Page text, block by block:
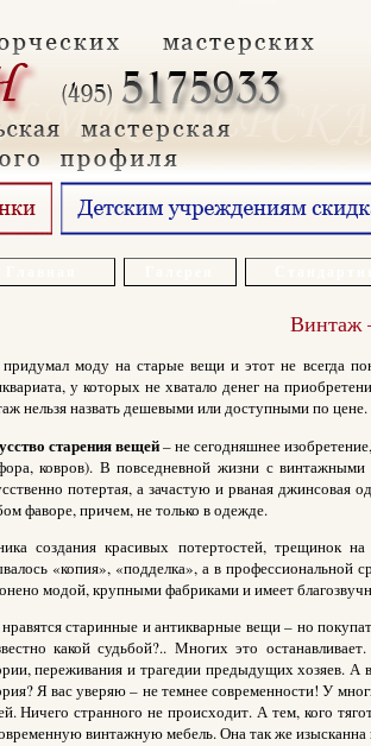
Винтаж
моду на старые вещи и этот не всегда
у которых не хватало денег на
нельзя назвать дешевыми или доступными по цене.
старения вещей– не сегодняшнее
ковров). В повседневной жизни с
потертая, а зачастую и рваная джинсовая
фаворе, причем, не только в одежде.
создания красивых потертостей, трещинок
«копия», «подделка», а в профессиональной
модой, крупными фабриками и имеет
старинные и антикварные вещи – но
какой судьбой?.. Многих это
переживания и трагедии предыдущих хозяев.
Я вас уверяю – не темнее современности! У
Ничего странного не происходит. А тем, кого
винтажную мебель. Она так же изысканна